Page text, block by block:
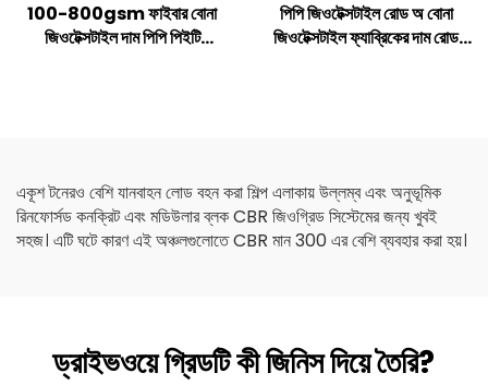
100-800gsm ফাইবার বোনা
জিওটেক্সটাইল দাম পিপি পিইটি
পিপি জিওটেক্সটাইল রোড অ বোনা
জিওটেক্সটাইল ফ্যাব্রিকের দাম রোড
একূশ টনেরও বেশি যানবাহন লোড বহন করা শিল্প এলাকায় উল্লম্ব এবং অনুভূমিক
রিনফোর্সড কনক্রিট এবং মডিউলার ব্লক CBR জিওগ্রিড সিস্টেমের জন্য খুবই
সহজ। এটি ঘটে কারণ এই অঞ্চলগুলোতে CBR মান 300 এর বেশি ব্যবহার করা হয়।
ড্রাইভওয়ে গ্রিডটি কী জিনিস দিয়ে তৈরি?